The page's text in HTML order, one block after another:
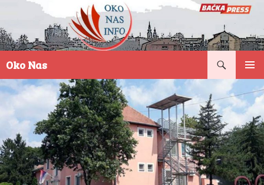
Oko Nas
NA
SADRŽAJ